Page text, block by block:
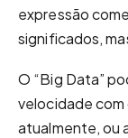
expressão
significados,
O “Big Data”
velocidade
atualmente, ou